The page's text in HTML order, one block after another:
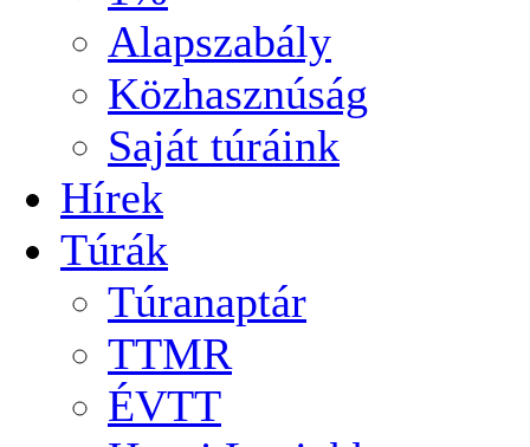
Alapszabály
Közhasznúság
Saját túráink
Hírek
Túrák
Túranaptár
TTMR
ÉVTT